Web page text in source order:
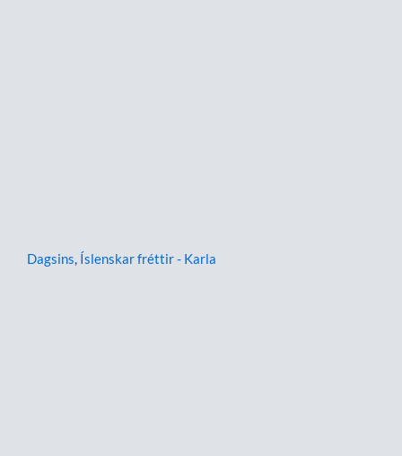
Dagsins, Íslenskar fréttir - Karla